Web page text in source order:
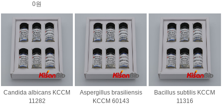
0원
Candida albicans KCCM
11282
Aspergillus brasiliensis
KCCM 60143
Bacillus subtilis KCCM
11316